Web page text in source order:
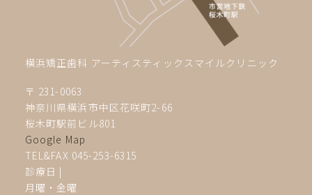
横浜矯正歯科 アーティスティックスマイルクリニック
〒 231-0063
神奈川県横浜市中区花咲町2-66
桜木町駅前ビル801
Google Map
TEL&FAX 045-253-6315
診療日 |
月曜・金曜